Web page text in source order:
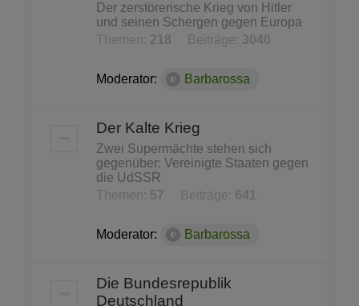
Der zerstörerische Krieg von Hitler
und seinen Schergen gegen Europa
Themen: 218 Beiträge: 3040
Moderator: Barbarossa
Der Kalte Krieg
Zwei Supermächte stehen sich
gegenüber: Vereinigte Staaten gegen
die UdSSR
Themen: 57 Beiträge: 641
Moderator: Barbarossa
Die Bundesrepublik
Deutschland